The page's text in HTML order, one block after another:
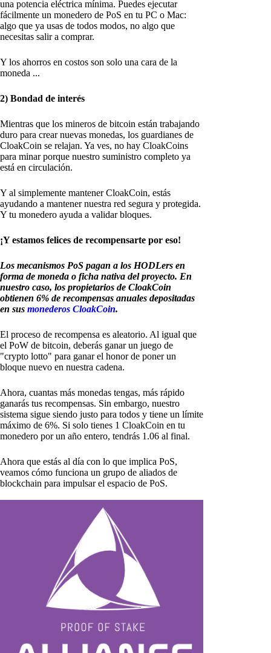
una potencia eléctrica mínima. Puedes ejecutar
fácilmente un monedero de PoS en tu PC o Mac:
algo que ya usas de todos modos, no algo que
necesitas salir a comprar.
Y los ahorros en costos son solo una cara de la
moneda ...
2) Bondad de interés
Mientras que los mineros de bitcoin están trabajando
duro para crear nuevas monedas, los guardianes de
CloakCoin se relajan. Ya ves, no hay CloakCoins
para minar porque nuestro suministro completo ya
está en circulación.
Y al simplemente mantener CloakCoin, estás
ayudando a mantener nuestra red segura y protegida.
Y tu monedero ayuda a validar bloques.
¡Y estamos felices de recompensarte por eso!
Los mecanismos PoS pagan a los HODLers en
forma de moneda o ficha nativa del proyecto. En
nuestro caso, los propietarios de CloakCoin
obtienen 6% de recompensas anuales depositadas
en sus monederos CloakCoin.
El proceso de recompensa es aleatorio. Al igual que
el PoW de bitcoin, deberás ganar un juego de
"crypto lotto" para ganar el honor de poner un
bloque nuevo en nuestra cadena.
Ahora, cuantas más monedas tengas, más rápido
ganarás tus recompensas. Sin embargo, nuestro
sistema sigue siendo justo para todos y tiene un límite
máximo de 6%. Si solo tienes 1 CloakCoin en tu
monedero por un año entero, tendrás 1.06 al final.
Ahora que estás al día con lo que implica PoS,
veamos cómo funciona un grupo de aliados de
blockchain para impulsar el espacio de PoS.